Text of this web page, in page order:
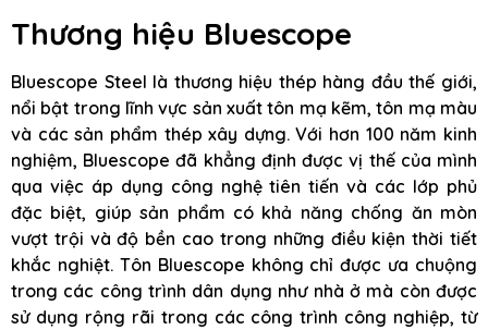
Thương hiệu Bluescope
Bluescope Steel là thương hiệu thép hàng đầu thế giới,
nổi bật trong lĩnh vực sản xuất tôn mạ kẽm, tôn mạ màu
và các sản phẩm thép xây dựng. Với hơn 100 năm kinh
nghiệm, Bluescope đã khẳng định được vị thế của mình
qua việc áp dụng công nghệ tiên tiến và các lớp phủ
đặc biệt, giúp sản phẩm có khả năng chống ăn mòn
vượt trội và độ bền cao trong những điều kiện thời tiết
khắc nghiệt. Tôn Bluescope không chỉ được ưa chuộng
trong các công trình dân dụng như nhà ở mà còn được
sử dụng rộng rãi trong các công trình công nghiệp, từ